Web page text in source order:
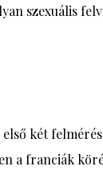
szexuális
első két
a franciák